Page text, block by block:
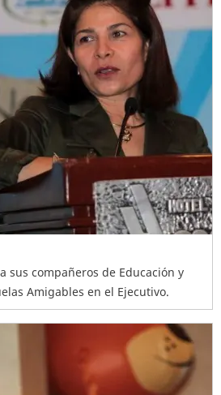
sus compañeros de Educación y
Amigables en el Ejecutivo.